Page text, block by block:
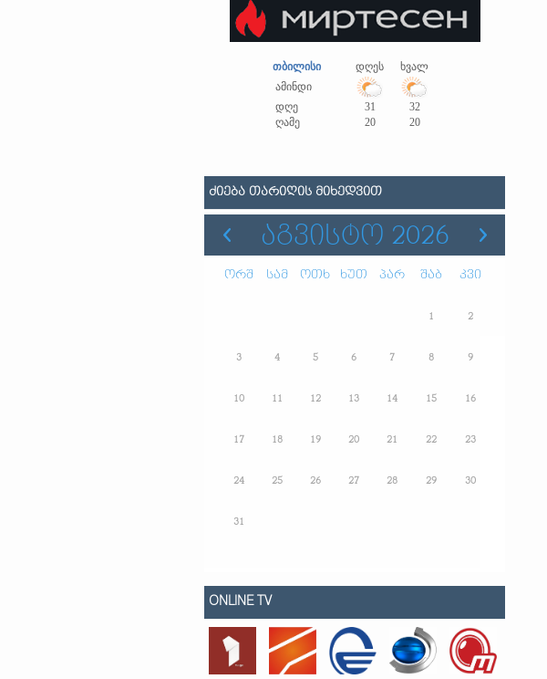
თბილისი დღეს
ხვალ
ამინდი
დღე
31
32
ღამე
20 20
ᲫᲘᲔᲑᲐ ᲗᲐᲠᲘᲦᲘᲡ ᲛᲘᲮᲔᲓᲕᲘᲗ
ᲐᲒᲕᲘᲡᲢᲝ 2026
ორშ სამ ოთხ ხუთ პარ შაბ კვი
1 2
3 4 5 6 7 8 9
10 11 12 13 14 15 16
17 18 19 20 21 22 23
24 25 26 27 28 29 30
31
ONLINE TV